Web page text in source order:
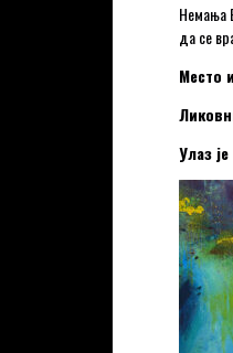
Немања
да се
Место
Улаз